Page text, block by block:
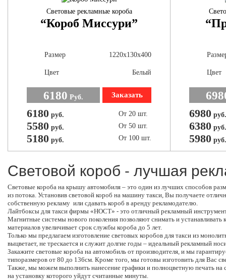
Световые рекламные короба
“Короб Миссури”
Размер 1220х130х400
Цвет Белый
6180 Руб. Заказать
6180 руб.
5580 руб.
5180 руб.
От 20 шт.
От 50 шт.
От 100 шт.
Цвет
6980
6380
5980
Световой короб - лучшая
Световые короба на крышу автомобиля – это один из лучших способов
из потока. Установив световой короб на машину такси, Вы получаете
собственную рекламу или сдавать короб в аренду рекламодателю.
Лайтбоксы для такси фирмы «НОСТ» - это отличный рекламный
Магнитные системы нового поколения позволяют снимать и
материалов увеличивает срок службы короба до 5 лет.
Только мы предлагаем изготовление световых коробов для такси из
выцветает, не трескается и служит долгие годы – идеальный рекламный
Закажите световые короба на автомобиль от производителя, и мы
типоразмеров от 80 до 136см. Кроме того, мы готовы изготовить для Вас
Также, мы можем выполнить нанесение графики и полноцветную печать на
на установку которого уйдут считанные минуты.